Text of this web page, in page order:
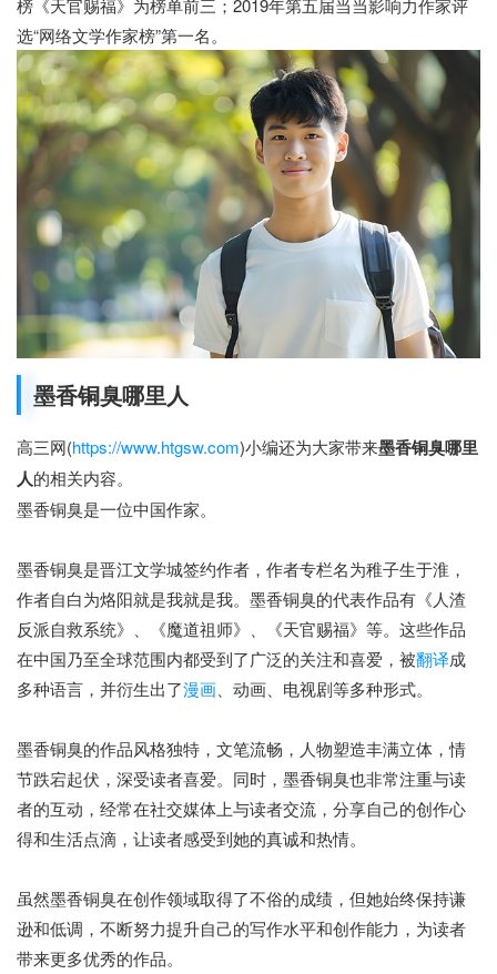
榜《天官赐福》为榜单前三；2019年第五届当当影响力作家评
选“网络文学作家榜”第一名。
墨香铜臭哪里人
高三网(https://www.htgsw.com)小编还为大家带来墨香铜臭哪里
人的相关内容。
墨香铜臭是一位中国作家。
墨香铜臭是晋江文学城签约作者，作者专栏名为稚子生于淮，
作者自白为烙阳就是我就是我。墨香铜臭的代表作品有《人渣
反派自救系统》、《魔道祖师》、《天官赐福》等。这些作品
在中国乃至全球范围内都受到了广泛的关注和喜爱，被翻译成
多种语言，并衍生出了漫画、动画、电视剧等多种形式。
墨香铜臭的作品风格独特，文笔流畅，人物塑造丰满立体，情
节跌宕起伏，深受读者喜爱。同时，墨香铜臭也非常注重与读
者的互动，经常在社交媒体上与读者交流，分享自己的创作心
得和生活点滴，让读者感受到她的真诚和热情。
虽然墨香铜臭在创作领域取得了不俗的成绩，但她始终保持谦
逊和低调，不断努力提升自己的写作水平和创作能力，为读者
带来更多优秀的作品。